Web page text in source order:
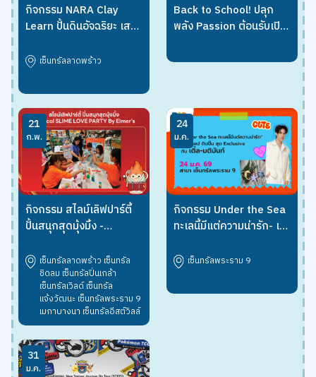
กิจกรรม NARA Clay
Learn ปั้นดินอัจฉริยะ เสริม
เซ็นทรัลลาดพร้าว
Back to School! ปลุก
พลัง Passion ต้อนรับเปิด
21
ก.พ.
กิจกรรม สไลม์เลิฟปาร์ตี้
ปั้นสนุกสุดมุ้งมิ้ง -
PARTY By Elmer’s
เซ็นทรัลลาดพร้าว เซ็นทรัล
ชิดลม เซ็นทรัลปิ่นเกล้า
เซ็นทรัลเวิลด์ เซ็นทรัล
แจ้งวัฒนะ เซ็นทรัลพระราม 9
เมกาบางนา เซ็นทรัลอีสต์วิลล์
24
ม.ค.
กิจกรรม Under the Sea
ทะเลนี้มีแต่ความน่ารัก- เวิร์
Exclusive กับ เติ้ล-มติมัน
เซ็นทรัลพระราม 9
31
ม.ค.